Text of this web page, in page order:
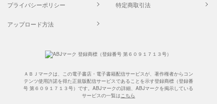
プライバシーポリシー 特定商取引法
アップロード方法
ＡＢＪマークは、この電子書店・電子書籍配信サービスが、著作権者からコン
テンツ使用許諾を得た正規版配信サービスであることを示す登録商標（登録番
号 第６０９１７１３号）です。ABJマークの詳細、ABJマークを掲示している
サービスの一覧はこちら